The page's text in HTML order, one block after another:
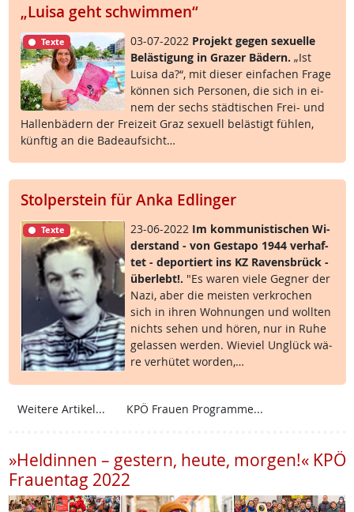
„Luisa geht schwimmen“
Texte 03-07-2022 Pro­jekt ge­gen se­xu­el­le
Be­läs­t­i­gung in Gra­zer Bä­d­ern. „Ist
Lui­sa da?“, mit die­ser ein­fa­chen Fra­ge
kön­nen sich Per­so­nen, die sich in ei­
nem der sechs städ­ti­schen Frei- und
Hal­len­bä­d­ern der Frei­zeit Graz se­xu­ell be­läs­t­igt füh­len,
künf­tig an die Ba­de­auf­sicht…
Stolperstein für Anka Edlinger
Texte 23-06-2022 Im kom­mu­nis­ti­schen Wi­
der­stand - von Ge­sta­po 1944 ver­haf­
tet - de­por­tiert ins KZ Ra­vens­brück -
über­lebt!. "Es wa­ren vie­le Geg­ner der
Na­zi, aber die meis­ten ver­kro­chen
sich in ih­ren Woh­nun­gen und woll­ten
nichts se­hen und hö­ren, nur in Ru­he
ge­las­sen wer­den. Wie­viel Un­glück wä­
re ver­hü­tet wor­den,…
Weitere Artikel... KPÖ Frauen Programme...
»Heldinnen – gestern, heute, morgen!« KPÖ
Frauentag 2022